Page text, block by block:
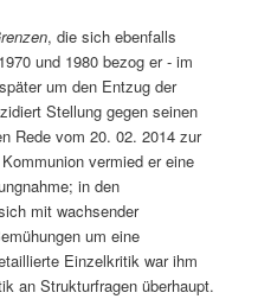
, die sich ebenfalls
und 1980 bezog er ‑ im
um den Entzug der
Stellung gegen seinen
Rede vom 20. 02. 2014 zur
vermied er eine
in den
mit wachsender
um eine
Einzelkritik war ihm
an Strukturfragen überhaupt.